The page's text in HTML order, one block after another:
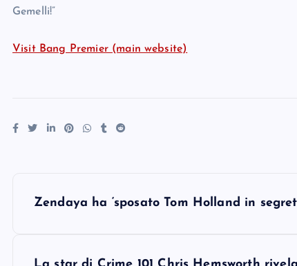
Gemelli!”
Visit Bang Premier (main website)
Zendaya ha ‘sposato Tom Holland in